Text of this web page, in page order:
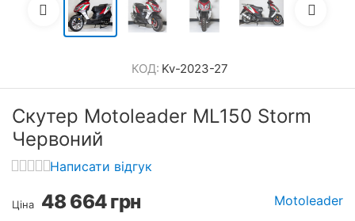
КОД: Kv-2023-27
Скутер Motoleader ML150 Storm
Червоний
Написати відгук
Ціна 48 664грн Motoleader